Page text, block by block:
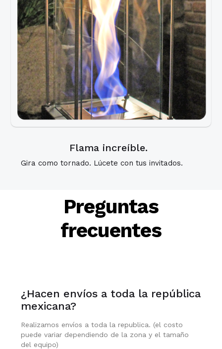
Flama increíble.
Gira como tornado. Lúcete con tus invitados.
Preguntas
frecuentes
¿Hacen envíos a toda la república
mexicana?
Realizamos envíos a toda la republica. (el costo
puede variar dependiendo de la zona y el tamaño
del equipo)